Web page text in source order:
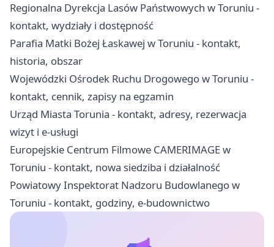
Regionalna Dyrekcja Lasów Państwowych w Toruniu -
kontakt, wydziały i dostępność
Parafia Matki Bożej Łaskawej w Toruniu - kontakt,
historia, obszar
Wojewódzki Ośrodek Ruchu Drogowego w Toruniu -
kontakt, cennik, zapisy na egzamin
Urząd Miasta Torunia - kontakt, adresy, rezerwacja
wizyt i e-usługi
Europejskie Centrum Filmowe CAMERIMAGE w
Toruniu - kontakt, nowa siedziba i działalność
Powiatowy Inspektorat Nadzoru Budowlanego w
Toruniu - kontakt, godziny, e-budownictwo